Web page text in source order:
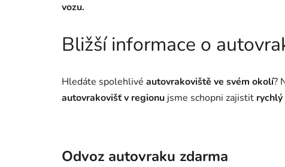
vozu.
Bližší informace o
Hledáte spolehlivé autovrakoviště ve svém okolí?
autovrakovišť v regionu jsme schopni zajistit
Odvoz autovraku zdarma